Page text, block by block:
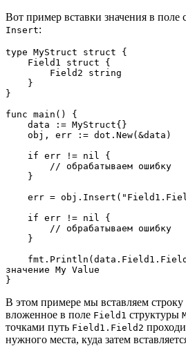
Вот пример вставки значения в поле
Insert:
type MyStruct struct {
    Field1 struct {
        Field2 string
    }
}
func main() {
    data := MyStruct{}
    obj, err := dot.New(&data)
    if err != nil {
        // обрабатываем ошибку
    }
err =
    if err != nil {
        // обрабатываем ошибку
    }
значение My Value
}
В этом примере мы вставляем строку
вложенное в поле Field1 структуры
точками путь Field1.Field2
нужного места, куда затем